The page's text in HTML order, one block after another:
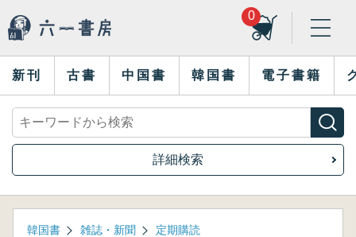
0
新刊 古書 中国書 韓国書 電子書籍
詳細検索
韓国書 雑誌・新聞 定期購読